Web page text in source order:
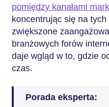
pomiędzy kanałami
koncentrując się na tych
zwiększone
branżowych forów
daje wgląd w to, gdzie
czas.
Porada eksperta: